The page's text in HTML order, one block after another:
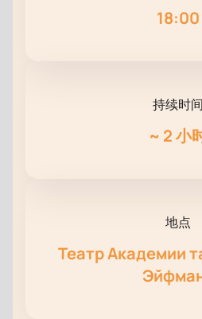
18:00
持续时间
~ 2 小
地点
Театр Академии